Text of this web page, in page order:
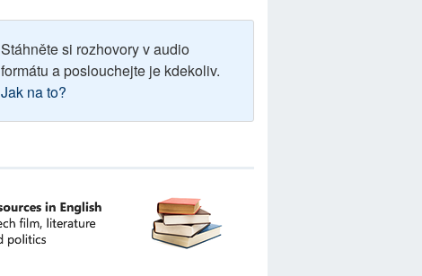
Stáhněte si rozhovory v audio
formátu a poslouchejte je kdekoliv.
Jak na to?